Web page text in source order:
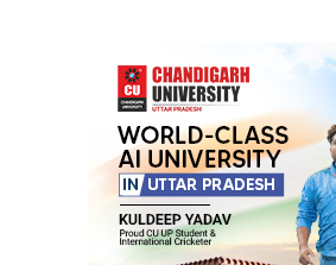
Your E-mail*
Submit Comment